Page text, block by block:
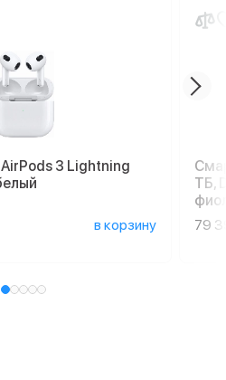
3 Lightning
в корзину
ТБ,
79